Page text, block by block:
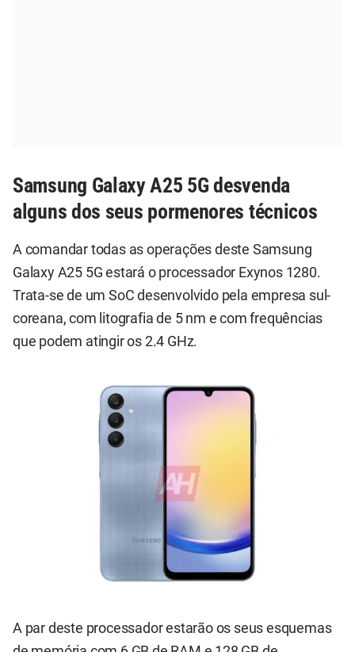
Samsung Galaxy A25 5G desvenda
alguns dos seus pormenores técnicos
A comandar todas as operações deste Samsung
Galaxy A25 5G estará o processador Exynos 1280.
Trata-se de um SoC desenvolvido pela empresa sul-
coreana, com litografia de 5 nm e com frequências
que podem atingir os 2.4 GHz.
A par deste processador estarão os seus esquemas